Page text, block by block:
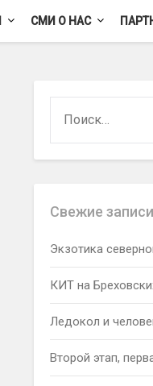
СМИ О НАС
Свежие записи
Экзотика
КИТ на
Ледокол и
Второй этап,